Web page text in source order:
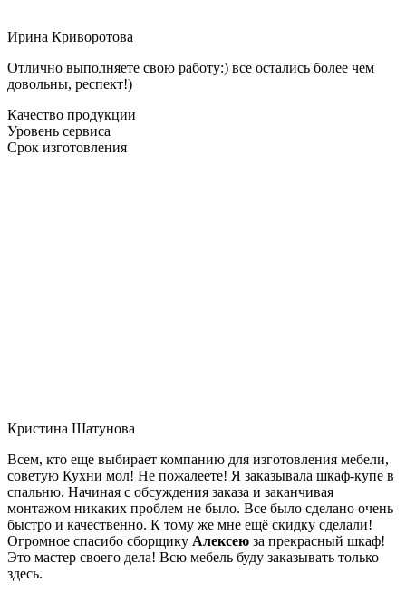
Ирина Криворотова
Отлично выполняете свою работу:) все остались более чем
довольны, респект!)
Качество продукции
Уровень сервиса
Срок изготовления
Кристина Шатунова
Всем, кто еще выбирает компанию для изготовления мебели,
советую Кухни мол! Не пожалеете! Я заказывала шкаф-купе в
спальню. Начиная с обсуждения заказа и заканчивая
монтажом никаких проблем не было. Все было сделано очень
быстро и качественно. К тому же мне ещё скидку сделали!
Огромное спасибо сборщику Алексею за прекрасный шкаф!
Это мастер своего дела! Всю мебель буду заказывать только
здесь.